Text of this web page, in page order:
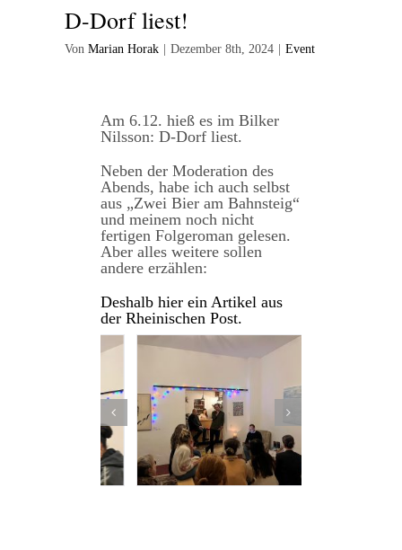
D-Dorf liest!
Von Marian Horak Dezember 8th, 2024 Event
Am 6.12. hieß es im Bilker
Nilsson: D-Dorf liest.
Neben der Moderation des
Abends, habe ich auch selbst
aus „Zwei Bier am Bahnsteig“
und meinem noch nicht
fertigen Folgeroman gelesen.
Aber alles weitere sollen
andere erzählen:
Deshalb hier ein Artikel aus
der Rheinischen Post.